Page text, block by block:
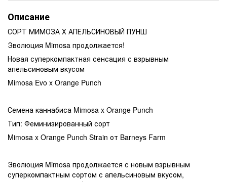
Описание
СОРТ МИМОЗА Х АПЕЛЬСИНОВЫЙ ПУНШ
Эволюция Mimosa продолжается!
Новая суперкомпактная сенсация с взрывным
апельсиновым вкусом
Mimosa Evo x Orange Punch
Семена каннабиса Mimosa x Orange Punch
Тип: Феминизированный сорт
Mimosa x Orange Punch Strain от Barneys Farm
Эволюция Mimosa продолжается с новым взрывным
суперкомпактным сортом с апельсиновым вкусом,